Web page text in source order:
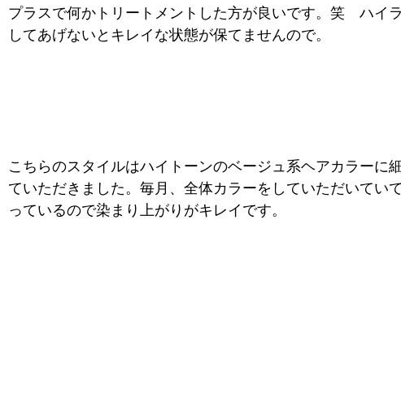
プラスで何かトリートメントした方が良いです。笑　ハイ
してあげないとキレイな状態が保てませんので。
こちらのスタイルはハイトーンのベージュ系ヘアカラーに
ていただきました。毎月、全体カラーをしていただいてい
っているので染まり上がりがキレイです。